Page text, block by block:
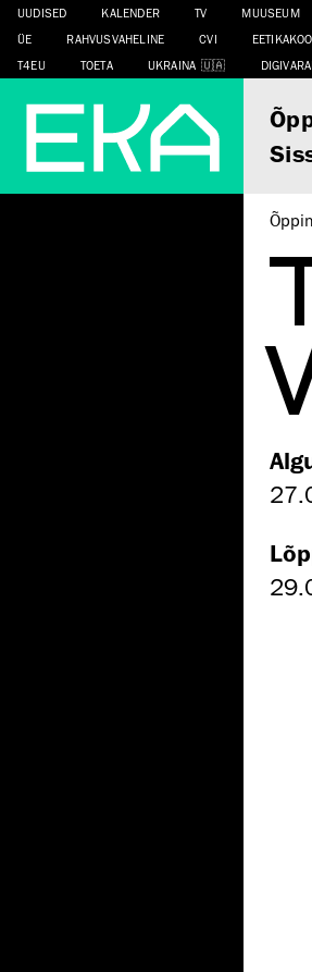
UUDISED KALENDER TV MUUSEUM
ÜE
RAHVUSVAHELINE CVI
T4EU
TOETA UKRAINA